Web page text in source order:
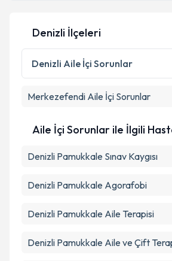
Denizli İlçeleri
Denizli Aile İçi Sorunlar
Merkezefendi Aile İçi Sorunlar
Aile İçi Sorunlar ile İlgili
Denizli Pamukkale Sınav Kaygısı
Denizli Pamukkale Agorafobi
Denizli Pamukkale Aile Terapisi
Denizli Pamukkale Aile ve Çift